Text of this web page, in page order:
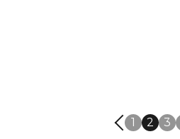
1 2 3